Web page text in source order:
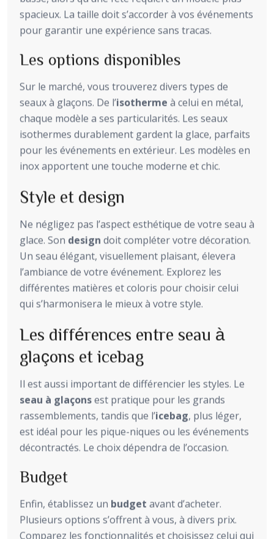
spacieux. La taille doit s’accorder à vos événements
pour garantir une expérience sans tracas.
Les options disponibles
Sur le marché, vous trouverez divers types de
seaux à glaçons. De l’isotherme à celui en métal,
chaque modèle a ses particularités. Les seaux
isothermes durablement gardent la glace, parfaits
pour les événements en extérieur. Les modèles en
inox apportent une touche moderne et chic.
Style et design
Ne négligez pas l’aspect esthétique de votre seau à
glace. Son design doit compléter votre décoration.
Un seau élégant, visuellement plaisant, élevera
l’ambiance de votre événement. Explorez les
différentes matières et coloris pour choisir celui
qui s’harmonisera le mieux à votre style.
Les différences entre seau à
glaçons et icebag
Il est aussi important de différencier les styles. Le
seau à glaçonsest pratique pour les grands
rassemblements, tandis que l’icebag, plus léger,
est idéal pour les pique-niques ou les événements
décontractés. Le choix dépendra de l’occasion.
Budget
Enfin, établissez un budget avant d’acheter.
Plusieurs options s’offrent à vous, à divers prix.
Comparez les fonctionnalités et choisissez celui qui